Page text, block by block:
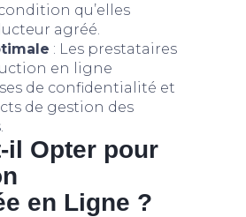
qu’elles
agréé.
: Les prestataires
en ligne
de confidentialité et
de gestion des
il Opter pour
en Ligne ?